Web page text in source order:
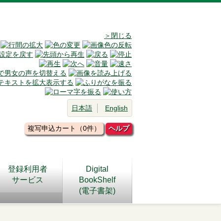
＞閉じる
日本語 English
複写申込カート（0件） ヘルプ
登録利用者
サービス
Digital
BookShelf
(電子書架)